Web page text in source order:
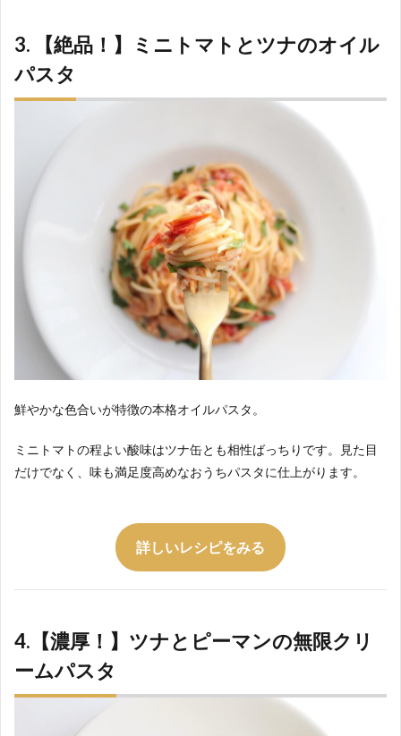
3. 【絶品！】ミニトマトとツナのオイル
パスタ
鮮やかな色合いが特徴の本格オイルパスタ。
ミニトマトの程よい酸味はツナ缶とも相性ばっちりです。見た目
だけでなく、味も満足度高めなおうちパスタに仕上がります。
詳しいレシピをみる
4.【濃厚！】ツナとピーマンの無限クリ
ームパスタ